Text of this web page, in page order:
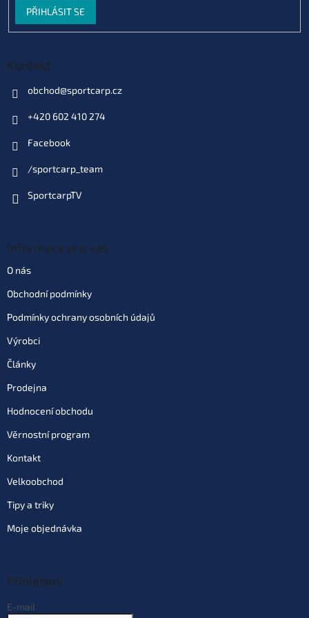
PŘIHLÁSIT SE
Kontakt
obchod@sportcarp.cz
+420 602 410 274
Facebook
/sportcarp_team
SportcarpTV
Informace pro vás
O nás
Obchodní podmínky
Podmínky ochrany osobních údajů
Výrobci
Články
Prodejna
Hodnocení obchodu
Věrnostní program
Kontakt
Velkoobchod
Tipy a triky
Moje objednávka
Přihlášení
E-mail